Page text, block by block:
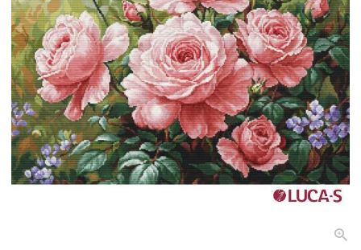
会員規約について
特定商取引法について
個人情報取り扱いについて
閉じる